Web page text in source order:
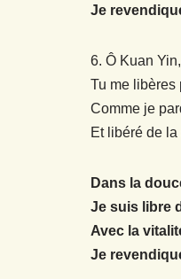
Je
6. Ô Kuan
Tu me libères
Comme je
Et libéré de
Dans la
Je suis libre
Avec la
Je